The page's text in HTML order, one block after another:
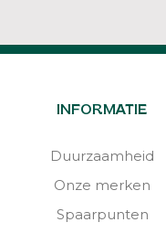
INFORMATIE
Duurzaamheid
Onze merken
Spaarpunten